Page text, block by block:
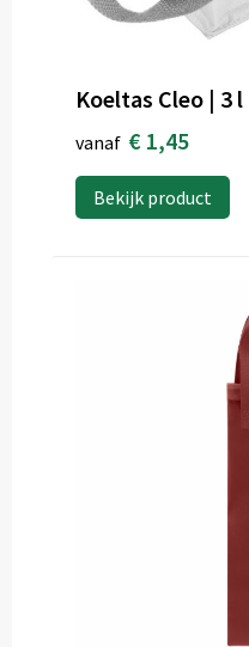
Koeltas Cleo | 3 l
vanaf € 1,45
Bekijk product